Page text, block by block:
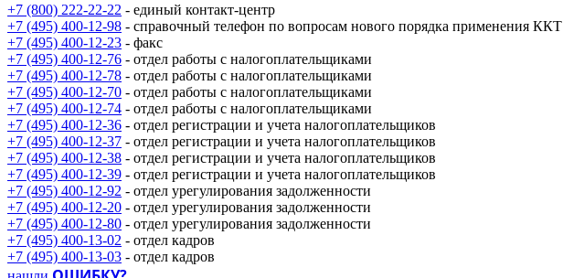
+7 (800) 222-22-22 - единый контакт-центр
+7 (495) 400-12-98 - справочный телефон по вопросам нового порядка применения ККТ
+7 (495) 400-12-23 - факс
+7 (495) 400-12-76 - отдел работы с налогоплательщиками
+7 (495) 400-12-78 - отдел работы с налогоплательщиками
+7 (495) 400-12-70 - отдел работы с налогоплательщиками
+7 (495) 400-12-74 - отдел работы с налогоплательщиками
+7 (495) 400-12-36 - отдел регистрации и учета налогоплательщиков
+7 (495) 400-12-37 - отдел регистрации и учета налогоплательщиков
+7 (495) 400-12-38 - отдел регистрации и учета налогоплательщиков
+7 (495) 400-12-39 - отдел регистрации и учета налогоплательщиков
+7 (495) 400-12-92 - отдел урегулирования задолженности
+7 (495) 400-12-20 - отдел урегулирования задолженности
+7 (495) 400-12-80 - отдел урегулирования задолженности
+7 (495) 400-13-02 - отдел кадров
+7 (495) 400-13-03 - отдел кадров